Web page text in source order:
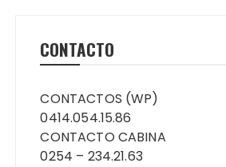
CONTACTO
CONTACTOS (WP)
0414.054.15.86
CONTACTO CABINA
0254 – 234.21.63